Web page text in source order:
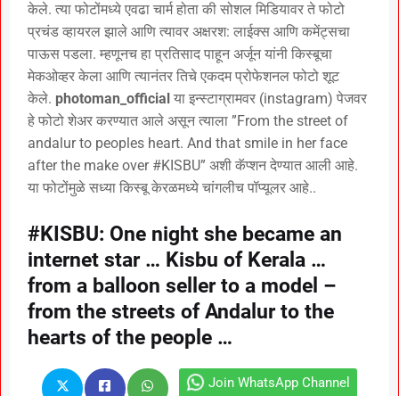
केले. त्या फोटोंमध्ये एवढा चार्म होता की सोशल मिडियावर ते फोटो
प्रचंड व्हायरल झाले आणि त्यावर अक्षरश: लाईक्स आणि कमेंट्सचा
पाऊस पडला. म्हणूनच हा प्रतिसाद पाहून अर्जून यांनी किस्बूचा
मेकओव्हर केला आणि त्यानंतर तिचे एकदम प्रोफेशनल फोटो शूट
केले. photoman_official या इन्स्टाग्रामवर (instagram) पेजवर
हे फोटो शेअर करण्यात आले असून त्याला ”From the street of
andalur to peoples heart. And that smile in her face
after the make over #KISBU” अशी कॅप्शन देण्यात आली आहे.
या फोटोंमुळे सध्या किस्बू केरळमध्ये चांगलीच पॉप्यूलर आहे..
#KISBU: One night she became an
internet star … Kisbu of Kerala …
from a balloon seller to a model –
from the streets of Andalur to the
hearts of the people …
Join WhatsApp Channel